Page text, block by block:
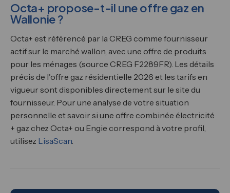
Octa+ propose-t-il une offre gaz en
Wallonie ?
Octa+ est référencé par la CREG comme fournisseur
actif sur le marché wallon, avec une offre de produits
pour les ménages (source CREG F2289FR). Les détails
précis de l'offre gaz résidentielle 2026 et les tarifs en
vigueur sont disponibles directement sur le site du
fournisseur. Pour une analyse de votre situation
personnelle et savoir si une offre combinée électricité
+ gaz chez Octa+ ou Engie correspond à votre profil,
utilisez LisaScan.